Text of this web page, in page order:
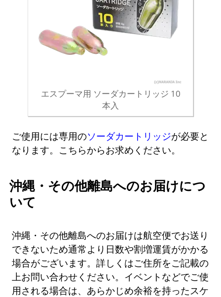
エスプーマ用 ソーダカートリッジ 10
本入
ご使用には専用のソーダカートリッジが必要と
なります。こちらからお求めください。
沖縄・その他離島へのお届けにつ
いて
沖縄・その他離島へのお届けは航空便でお送り
できないため通常より日数や割増運賃がかかる
場合がございます。詳しくはご住所をご記載の
上お問い合わせください。イベントなどでご使
用される場合は、あらかじめ余裕を持ったスケ